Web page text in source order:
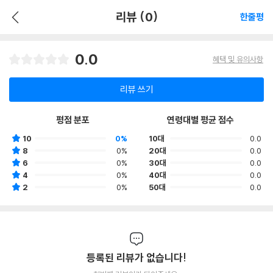
리뷰 (0) 한줄평
0.0 혜택 및 유의사항
리뷰 쓰기
평점 분포
10
0%
8
0%
6
0%
4
0%
2
0%
연령대별 평균 점수
10대
0.0
20대
0.0
30대
0.0
40대
0.0
50대
0.0
등록된 리뷰가 없습니다!